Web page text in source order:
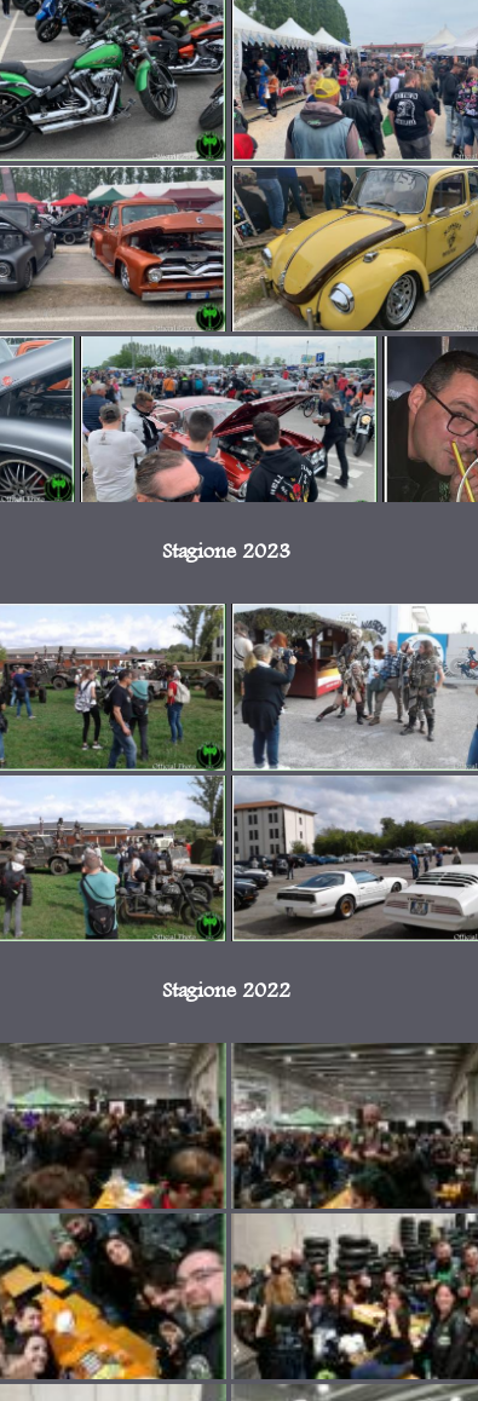
Stagione 2023
Stagione 2022